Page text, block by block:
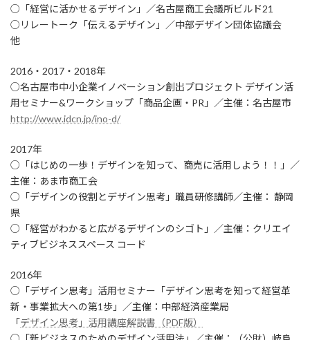
○「経営に活かせるデザイン」／名古屋商工会議所ビルド21
○リレートーク「伝えるデザイン」／中部デザイン団体協議会
他
2016・2017・2018年
○名古屋市中小企業イノベーション創出プロジェクト デザイン活
用セミナー&ワークショップ「商品企画・PR」／主催：名古屋市
http://www.idcn.jp/ino-d/
2017年
○「はじめの一歩！デザインを知って、商売に活用しよう！！」／
主催：あま市商工会
○「デザインの役割とデザイン思考」職員研修講師／主催： 静岡
県
○「経営がわかると広がるデザインのシゴト」／主催：クリエイ
ティブビジネススペース コード
2016年
○「デザイン思考」活用セミナー「デザイン思考を知って経営革
新・事業拡大への第1歩」／主催：中部経済産業局
「デザイン思考」活用講座解説書（PDF版）